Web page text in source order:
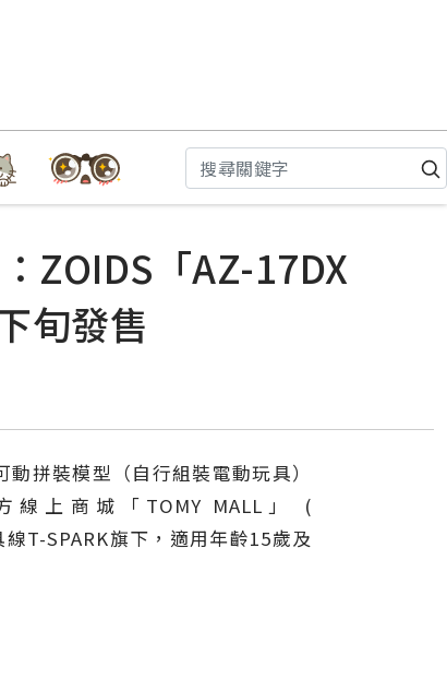
ZOIDS「AZ-17DX
旬發售
拼裝模型（自行組裝電動玩具）
線上商城「TOMY MALL」 (
T-SPARK旗下，適用年齡15歲及